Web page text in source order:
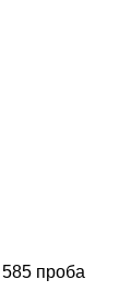
проба